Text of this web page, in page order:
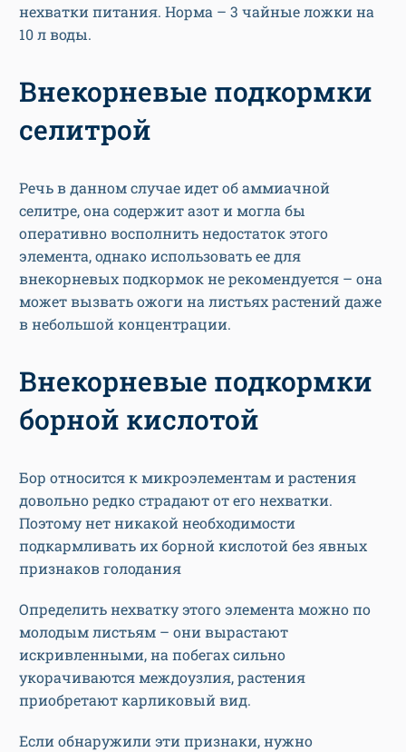
нехватки питания. Норма – 3 чайные ложки на
10 л воды.
Внекорневые подкормки
селитрой
Речь в данном случае идет об аммиачной
селитре, она содержит азот и могла бы
оперативно восполнить недостаток этого
элемента, однако использовать ее для
внекорневых подкормок не рекомендуется – она
может вызвать ожоги на листьях растений даже
в небольшой концентрации.
Внекорневые подкормки
борной кислотой
Бор относится к микроэлементам и растения
довольно редко страдают от его нехватки.
Поэтому нет никакой необходимости
подкармливать их борной кислотой без явных
признаков голодания
Определить нехватку этого элемента можно по
молодым листьям – они вырастают
искривленными, на побегах сильно
укорачиваются междоузлия, растения
приобретают карликовый вид.
Если обнаружили эти признаки, нужно